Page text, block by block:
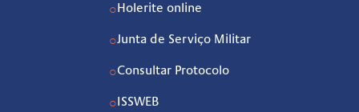
○ Holerite online
○Junta de Serviço Militar
○Consultar Protocolo
○ ISSWEB